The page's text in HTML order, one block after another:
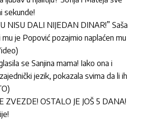
sekunde!
NISU DALI NIJEDAN DINAR!” Saša
je Popović pozajmio naplaćen mu
se Sanjina mama! Iako ona i
jezik, pokazala svima da li ih
ZVEZDE! OSTALO JE JOŠ 5 DANA!